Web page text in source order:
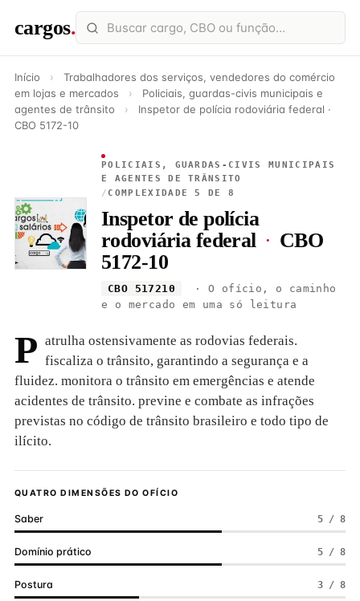
cargos.
Início ›
Trabalhadores dos serviços, vendedores do comércio
em lojas e mercados
›
Policiais, guardas-civis municipais e
agentes de trânsito
›
Inspetor de polícia rodoviária federal ·
CBO 5172-10
POLICIAIS, GUARDAS-CIVIS MUNICIPAIS
E AGENTES DE TRÂNSITO
/ COMPLEXIDADE 5 DE 8
Inspetor de polícia
rodoviária federal · CBO
5172-10
CBO 517210
· O ofício, o caminho
e o mercado em uma só leitura
P atrulha ostensivamente as rodovias federais.
fiscaliza o trânsito, garantindo a segurança e a
fluidez. monitora o trânsito em emergências e atende
acidentes de trânsito. previne e combate as infrações
previstas no código de trânsito brasileiro e todo tipo de
ilícito.
QUATRO DIMENSÕES DO OFÍCIO
Saber 5 / 8
Domínio prático 5 / 8
Postura 3 / 8